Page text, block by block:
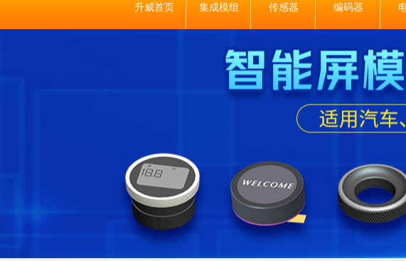
升威首页 集成模组 传感器 编码器